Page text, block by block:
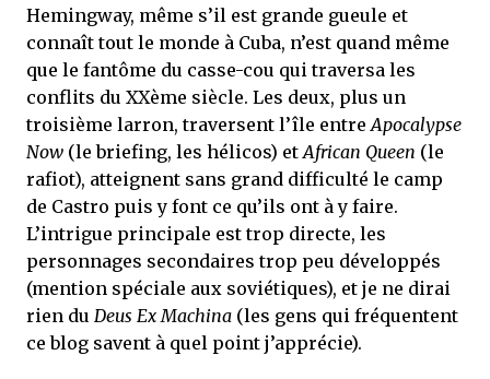
Hemingway, même s’il est grande gueule et
connaît tout le monde à Cuba, n’est quand même
que le fantôme du casse-cou qui traversa les
conflits du XXème siècle. Les deux, plus un
troisième larron, traversent l’île entre Apocalypse
Now (le briefing, les hélicos) et African Queen (le
rafiot), atteignent sans grand difficulté le camp
de Castro puis y font ce qu’ils ont à y faire.
L’intrigue principale est trop directe, les
personnages secondaires trop peu développés
(mention spéciale aux soviétiques), et je ne dirai
rien du Deus Ex Machina (les gens qui fréquentent
ce blog savent à quel point j’apprécie).